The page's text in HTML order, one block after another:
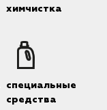
химчистка
специальные
средства